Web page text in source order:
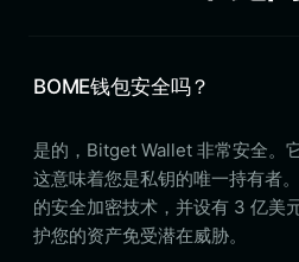
BOME钱包安全吗？
是的，Bitget Wallet 非常安全。
这意味着您是私钥的唯一持有者
的安全加密技术，并设有 3 亿美
护您的资产免受潜在威胁。